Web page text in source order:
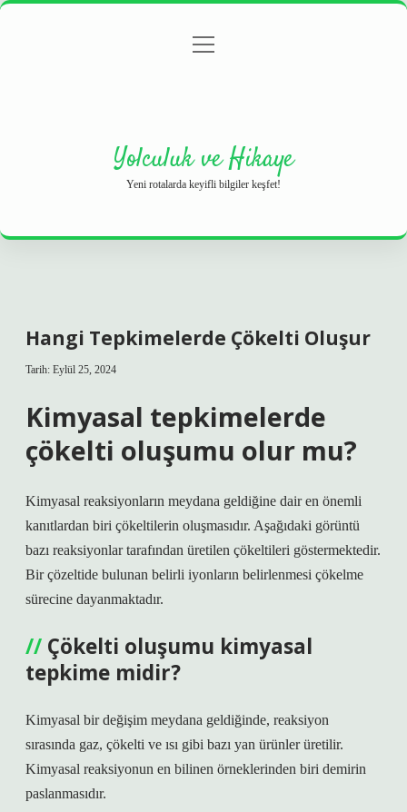
Gizlilik Politikası
menüyü
Yolculuk ve Hikaye
Yeni rotalarda keyifli bilgiler keşfet!
Hangi Tepkimelerde Çökelti Oluşur
Tarih: Eylül 25, 2024
Kimyasal tepkimelerde
çökelti oluşumu olur mu?
Kimyasal reaksiyonların meydana geldiğine dair en önemli
kanıtlardan biri çökeltilerin oluşmasıdır. Aşağıdaki görüntü
bazı reaksiyonlar tarafından üretilen çökeltileri göstermektedir.
Bir çözeltide bulunan belirli iyonların belirlenmesi çökelme
sürecine dayanmaktadır.
Çökelti oluşumu kimyasal
tepkime midir?
Kimyasal bir değişim meydana geldiğinde, reaksiyon
sırasında gaz, çökelti ve ısı gibi bazı yan ürünler üretilir.
Kimyasal reaksiyonun en bilinen örneklerinden biri demirin
paslanmasıdır.